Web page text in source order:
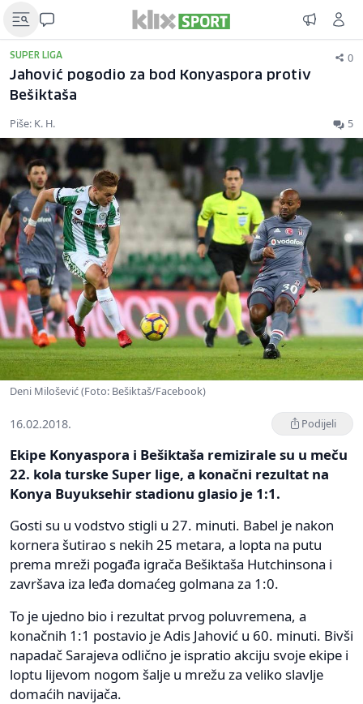
SUPER LIGA 0
Jahović pogodio za bod Konyaspora protiv
Bešiktaša
Piše: K. H. 5
Deni Milošević (Foto: Bešiktaš/Facebook)
16.02.2018. Podijeli
Ekipe Konyaspora i Bešiktaša remizirale su u meču
22. kola turske Super lige, a konačni rezultat na
Konya Buyuksehir stadionu glasio je 1:1.
Gosti su u vodstvo stigli u 27. minuti. Babel je nakon
kornera šutirao s nekih 25 metara, a lopta na putu
prema mreži pogađa igrača Bešiktaša Hutchinsona i
završava iza leđa domaćeg golmana za 1:0.
To je ujedno bio i rezultat prvog poluvremena, a
konačnih 1:1 postavio je Adis Jahović u 60. minuti. Bivši
napadač Sarajeva odlično je ispratio akciju svoje ekipe i
loptu lijevom nogom šalje u mrežu za veliko slavlje
domaćih navijača.